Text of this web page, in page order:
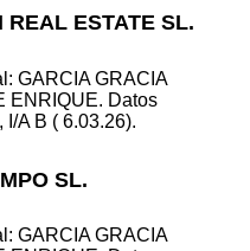
REAL ESTATE SL.
GARCIA GRACIA
ENRIQUE. Datos
I/A B ( 6.03.26).
SL.
GARCIA GRACIA